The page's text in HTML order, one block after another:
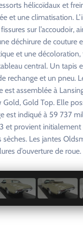
hélicoïdaux et
et une climatisation.
sur l’accoudoir,
déchirure de couture
et une
central. Un tapis
rechange et un pneu.
assemblée à
Gold Top. Elle
est indiqué à 59 737
et provient initialement
Les jantes
d’ouverture de roue.